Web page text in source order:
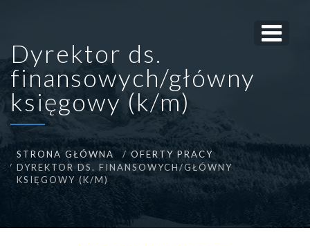
Dyrektor ds.
finansowych/główny
księgowy (k/m)
STRONA GŁÓWNA
OFERTY PRACY
DYREKTOR DS. FINANSOWYCH/GŁÓWNY
KSIĘGOWY (K/M)